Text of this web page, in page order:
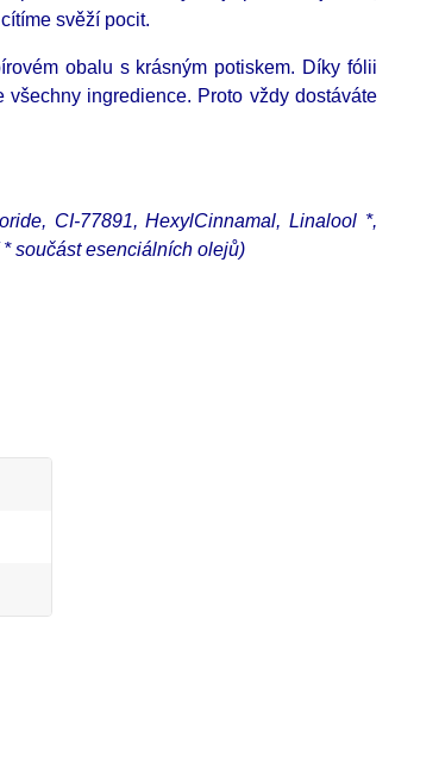
svěží pocit.
obalu s krásným potiskem. Díky fólii
ingredience. Proto vždy dostáváte
CI-77891, HexylCinnamal, Linalool *,
součást esenciálních olejů)